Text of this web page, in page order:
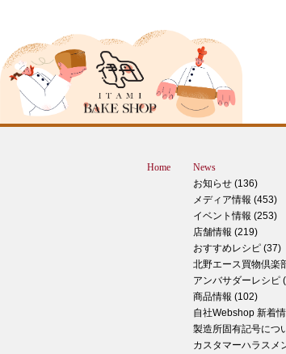
ピザ立ちぬ
ブログをご覧の皆様、こ
スMOMOテラス店の大
すが、これは何だと思い
12月に活躍するあの食べ
す。 それでは正解発表
ドオープン！！ なんと
す！今回は冬に大活躍の
す。 キタノセレクショ
ルゲリータ 北野エース
ザになります。特徴は
生地はひとつひとつ手で
2024年12月14日
もっちもち！和スイーツ
Home
News
お知らせ (136)
メディア情報 (453)
イベント情報 (253)
店舗情報 (219)
おすすめレシピ (37)
北野エース買物倶楽
アンバサダーレシピ
商品情報 (102)
自社Webshop 新着
製造所固有記号につ
カスタマーハラスメ